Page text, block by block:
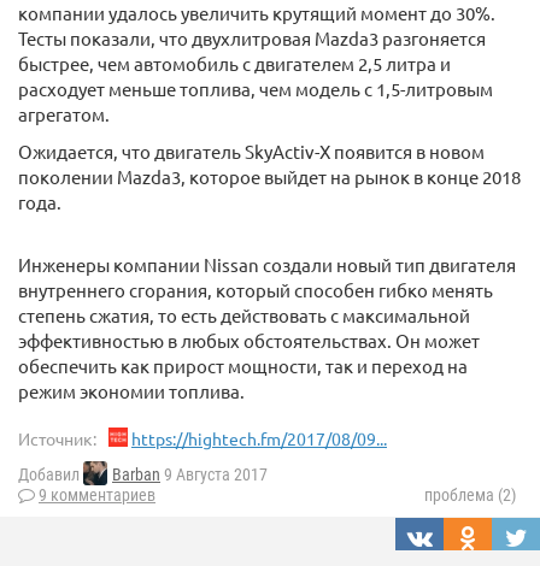
компании удалось увеличить крутящий момент до 30%.
Тесты показали, что двухлитровая Mazda3 разгоняется
быстрее, чем автомобиль с двигателем 2,5 литра и
расходует меньше топлива, чем модель с 1,5-литровым
агрегатом.
Ожидается, что двигатель SkyActiv-X появится в новом
поколении Mazda3, которое выйдет на рынок в конце 2018
года.
Инженеры компании Nissan создали новый тип двигателя
внутреннего сгорания, который способен гибко менять
степень сжатия, то есть действовать с максимальной
эффективностью в любых обстоятельствах. Он может
обеспечить как прирост мощности, так и переход на
режим экономии топлива.
Источник: https://hightech.fm/2017/08/09...
Добавил Barban 9 Августа 2017
9 комментариев
проблема (2)